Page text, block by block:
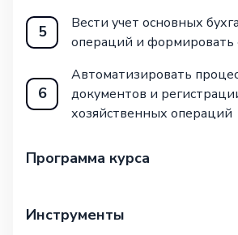
5
Вести учет основных
операций и формировать
6
Автоматизировать
документов и
хозяйственных операций
Программа курса
Инструменты